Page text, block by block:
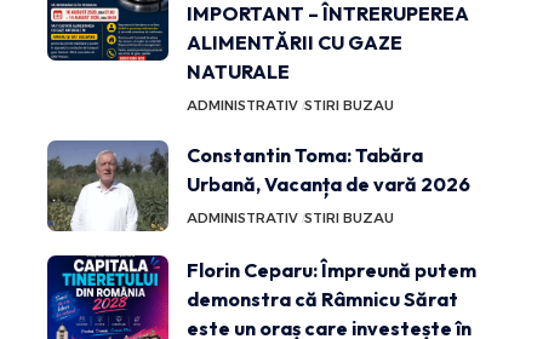
IMPORTANT – ÎNTRERUPEREA
ALIMENTĂRII CU GAZE
NATURALE
ADMINISTRATIV STIRI BUZAU
Constantin Toma: Tabăra
Urbană, Vacanța de vară 2026
ADMINISTRATIV STIRI BUZAU
Florin Ceparu: Împreună putem
demonstra că Râmnicu Sărat
este un oraș care investește în